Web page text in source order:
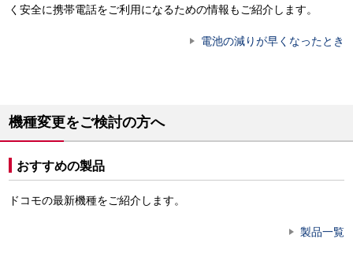
く安全に携帯電話をご利用になるための情報もご紹介します。
電池の減りが早くなったとき
機種変更をご検討の方へ
おすすめの製品
ドコモの最新機種をご紹介します。
製品一覧